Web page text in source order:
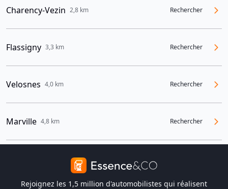
Charency-Vezin 2,8 km Rechercher
Flassigny 3,3 km Rechercher
Velosnes 4,0 km Rechercher
Marville 4,8 km Rechercher
Rejoignez les 1,5 million d'automobilistes qui réalisent